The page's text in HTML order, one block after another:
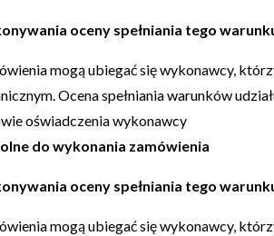
oceny spełniania tego
mogą ubiegać się wykonawcy,
Ocena spełniania warunków
oświadczenia wykonawcy
do wykonania zamówienia
oceny spełniania tego
mogą ubiegać się wykonawcy,